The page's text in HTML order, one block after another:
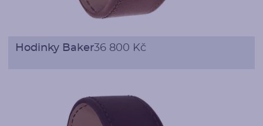
Hodinky Baker36 800 Kč